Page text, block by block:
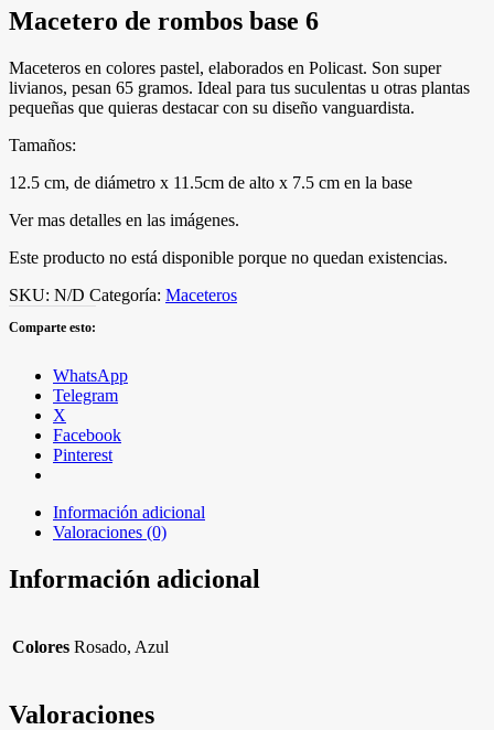
Macetero de rombos base 6
Maceteros en colores pastel, elaborados en Policast. Son super
livianos, pesan 65 gramos. Ideal para tus suculentas u otras plantas
pequeñas que quieras destacar con su diseño vanguardista.
Tamaños:
12.5 cm, de diámetro x 11.5cm de alto x 7.5 cm en la base
Ver mas detalles en las imágenes.
Este producto no está disponible porque no quedan existencias.
SKU: N/D Categoría: Maceteros
Comparte esto:
WhatsApp
Telegram
X
Facebook
Pinterest
Información adicional
Valoraciones (0)
Información adicional
Colores Rosado, Azul
Valoraciones